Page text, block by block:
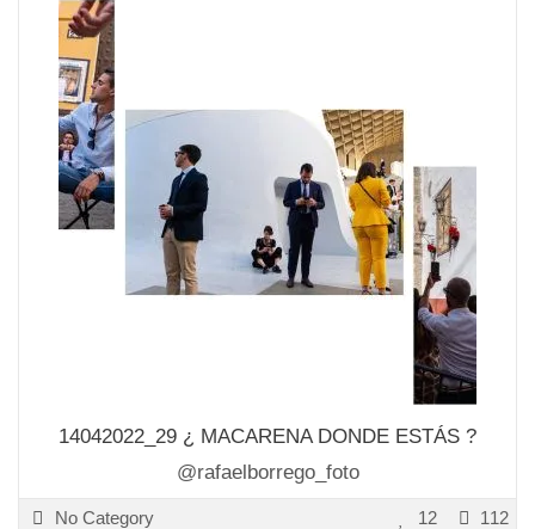
14042022_29 ¿ MACARENA DONDE ESTÁS ?
@rafaelborrego_foto
No Category 112
12